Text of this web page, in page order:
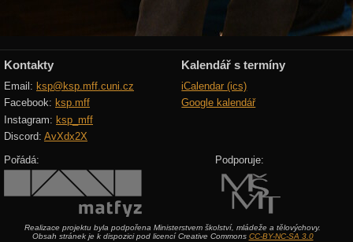
Kontakty
Email: ksp@ksp.mff.cuni.cz
Facebook: ksp.mff
Instagram: ksp_mff
Discord: AvXdx2X
Kalendář s termíny
iCalendar (ics)
Google kalendář
Pořádá: Podporuje:
Realizace projektu byla podpořena Ministerstvem školství, mládeže a tělovýchovy.
Obsah stránek je k dispozici pod licencí Creative Commons CC-BY-NC-SA 3.0